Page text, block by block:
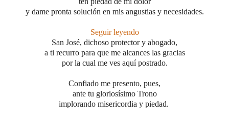
y dame pronta solución en mis angustias y necesidades.
Seguir leyendo
San José, dichoso protector y abogado,
a ti recurro para que me alcances las gracias
por la cual me ves aquí postrado.
Confiado me presento, pues,
ante tu gloriosísimo Trono
implorando misericordia y piedad.